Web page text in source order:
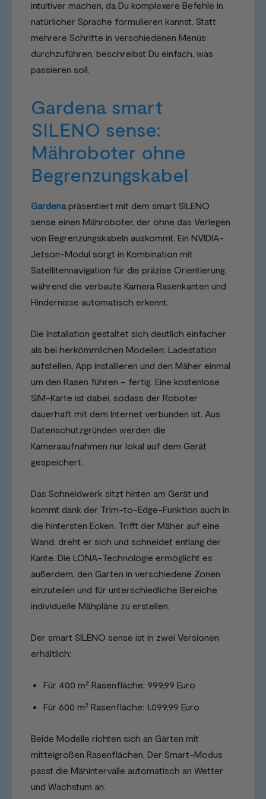
intuitiver machen, da Du komplexere Befehle in
natürlicher Sprache formulieren kannst. Statt
mehrere Schritte in verschiedenen Menüs
durchzuführen, beschreibst Du einfach, was
passieren soll.
Gardena smart
SILENO sense:
Mähroboter ohne
Begrenzungskabel
Gardena präsentiert mit dem smart SILENO
sense einen Mähroboter, der ohne das Verlegen
von Begrenzungskabeln auskommt. Ein NVIDIA-
Jetson-Modul sorgt in Kombination mit
Satellitennavigation für die präzise Orientierung,
während die verbaute Kamera Rasenkanten und
Hindernisse automatisch erkennt.
Die Installation gestaltet sich deutlich einfacher
als bei herkömmlichen Modellen: Ladestation
aufstellen, App installieren und den Mäher einmal
um den Rasen führen – fertig. Eine kostenlose
SIM-Karte ist dabei, sodass der Roboter
dauerhaft mit dem Internet verbunden ist. Aus
Datenschutzgründen werden die
Kameraaufnahmen nur lokal auf dem Gerät
gespeichert.
Das Schneidwerk sitzt hinten am Gerät und
kommt dank der Trim-to-Edge-Funktion auch in
die hintersten Ecken. Trifft der Mäher auf eine
Wand, dreht er sich und schneidet entlang der
Kante. Die LONA-Technologie ermöglicht es
außerdem, den Garten in verschiedene Zonen
einzuteilen und für unterschiedliche Bereiche
individuelle Mähpläne zu erstellen.
Der smart SILENO sense ist in zwei Versionen
erhältlich:
Für 400 m² Rasenfläche: 999,99 Euro
Für 600 m² Rasenfläche: 1.099,99 Euro
Beide Modelle richten sich an Gärten mit
mittelgroßen Rasenflächen. Der Smart-Modus
passt die Mähintervalle automatisch an Wetter
und Wachstum an.